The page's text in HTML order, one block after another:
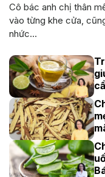
Cô bác anh chị thân
vào từng khe cửa,
nhức...